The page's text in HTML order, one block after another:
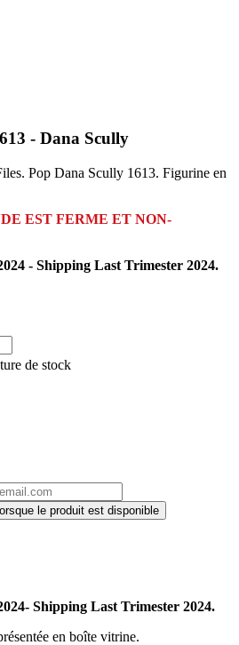
- Dana Scully
Pop Dana Scully 1613. Figurine en
EST FERME ET NON-
- Shipping Last Trimester 2024.
de stock
le produit est disponible
Shipping Last Trimester 2024.
en boîte vitrine.